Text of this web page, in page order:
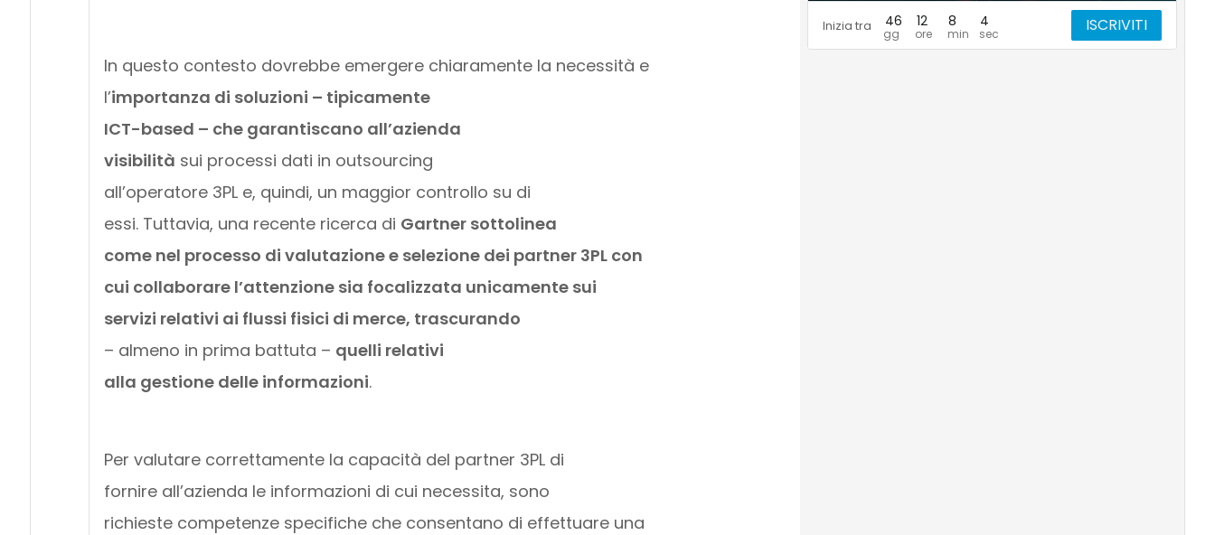
In questo contesto dovrebbe emergere chiaramente la necessità e
l’importanza di soluzioni – tipicamente
ICT-based – che garantiscano all’azienda
visibilità sui processi dati in outsourcing
all’operatore 3PL e, quindi, un maggior controllo su di
essi. Tuttavia, una recente ricerca di Gartner sottolinea
come nel processo di valutazione e selezione dei partner 3PL con
cui collaborare l’attenzione sia focalizzata unicamente sui
servizi relativi ai flussi fisici di merce, trascurando
– almeno in prima battuta – quelli relativi
alla gestione delle informazioni.
Per valutare correttamente la capacità del partner 3PL di
fornire all’azienda le informazioni di cui necessita, sono
richieste competenze specifiche che consentano di effettuare una
Inizia tra 46 12 8 3 ISCRIVITI